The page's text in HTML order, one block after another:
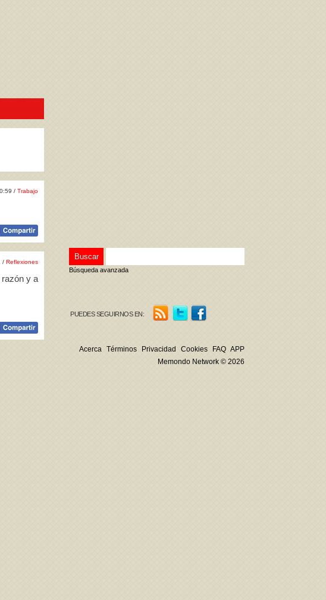
/ Trabajo
/ Reflexiones
y a
Búsqueda avanzada
PUEDES SEGUIRNOS EN:
Acerca Términos Privacidad Cookies FAQ APP
Memondo Network © 2026